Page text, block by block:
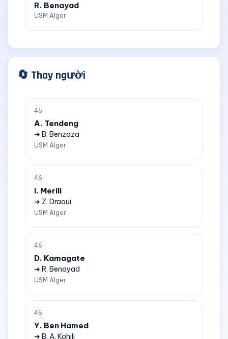
R. Benayad
USM Alger
🔄 Thay người
46'
A. Tendeng
➜ B. Benzaza
USM Alger
46'
I. Merili
➜ Z. Draoui
USM Alger
46'
D. Kamagate
➜ R. Benayad
USM Alger
46'
Y. Ben Hamed
➜ B. A. Kohili